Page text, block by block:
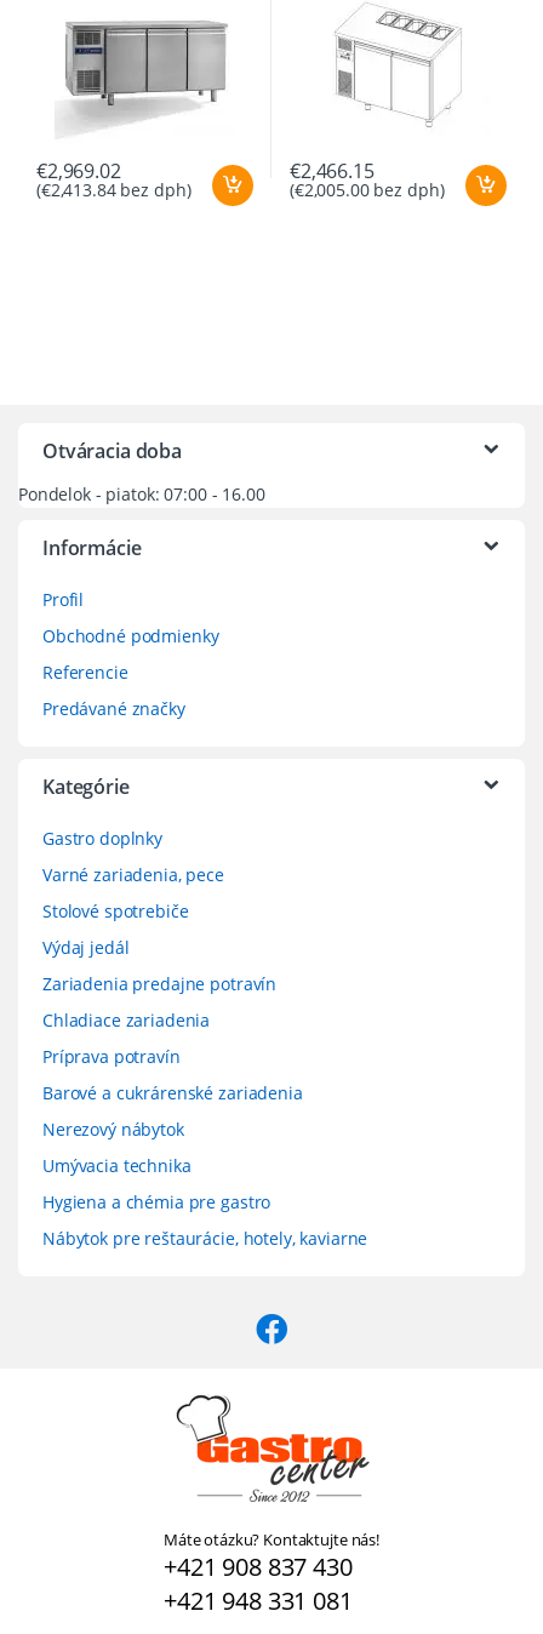
€2,969.02
(€2,413.84bez dph)
€2,466.15
(€2,005.00bez dph)
Otváracia doba
Pondelok - piatok: 07:00 - 16.00
Informácie
Profil
Obchodné podmienky
Referencie
Predávané značky
Kategórie
Gastro doplnky
Varné zariadenia, pece
Stolové spotrebiče
Výdaj jedál
Zariadenia predajne potravín
Chladiace zariadenia
Príprava potravín
Barové a cukrárenské zariadenia
Nerezový nábytok
Umývacia technika
Hygiena a chémia pre gastro
Nábytok pre reštaurácie, hotely, kaviarne
Máte otázku? Kontaktujte nás!
+421 908 837 430
+421 948 331 081